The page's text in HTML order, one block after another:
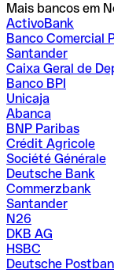
Mais bancos em
ActivoBank
Banco Comercial
Santander
Caixa Geral de
Banco BPI
Unicaja
Abanca
BNP Paribas
Crédit Agricole
Société Générale
Deutsche Bank
Commerzbank
Santander
N26
DKB AG
HSBC
Deutsche